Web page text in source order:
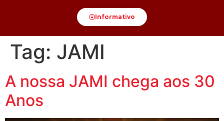
Informativo
Tag: JAMI
A nossa JAMI chega aos 30
Anos